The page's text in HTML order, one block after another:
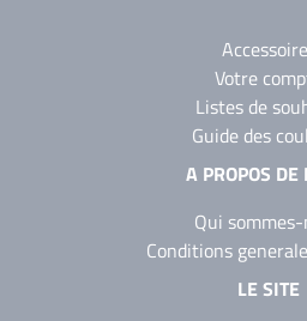
Votre
Listes de
Guide des
A PROPOS DE
Qui
Conditions
LE SITE